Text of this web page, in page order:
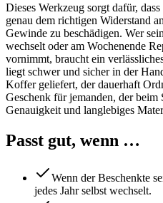
Dieses Werkzeug sorgt dafür,
genau dem richtigen Widerstand
Gewinde zu beschädigen. Wer
wechselt oder am Wochenende
vornimmt, braucht ein
liegt schwer und sicher in der
Koffer geliefert, der dauerhaft
Geschenk für jemanden, der beim
Genauigkeit und langlebiges
Passt gut, wenn …
Wenn der Beschenkte
jedes Jahr selbst wechselt.